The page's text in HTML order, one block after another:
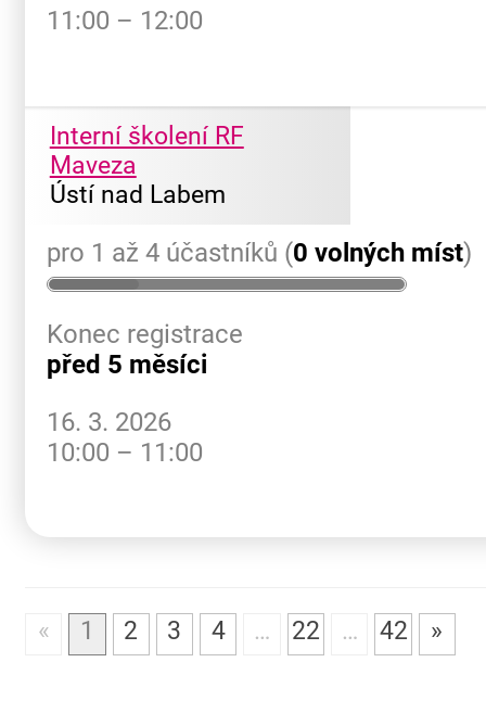
11:00 – 12:00
Interní školení RF
Maveza
Ústí nad Labem
pro 1 až 4 účastníků (0 volných míst)
Konec registrace
před 5 měsíci
16. 3. 2026
10:00 – 11:00
« 1 2 3 4 … 22 … 42 »